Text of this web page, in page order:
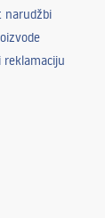
narudžbi
reklamaciju